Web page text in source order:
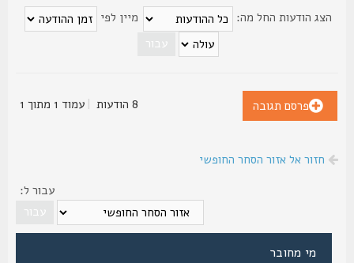
הודעות החל מה: מיין לפי
פרסם תגובה |עמוד1מתוך1
חזור אל אזור הסחר החופשי
עבור ל:
מי מחובר